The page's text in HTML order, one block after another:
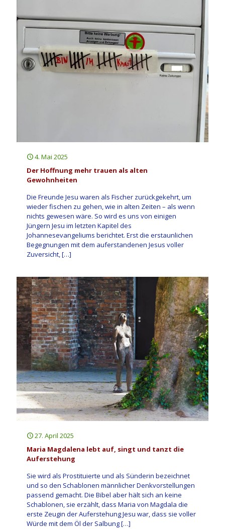
4. Mai 2025
Der Hoffnung mehr trauen als alten
Gewohnheiten
Die Freunde Jesu waren als Fischer zurückgekehrt, um
wieder fischen zu gehen, wie in alten Zeiten – als wenn
nichts gewesen wäre. So wird es uns von einigen
Jüngern Jesu im letzten Kapitel des
Johannesevangeliums berichtet. Erst die erstaunlichen
Begegnungen mit dem auferstandenen Jesus voller
Zuversicht,[…]
27. April 2025
Maria Magdalena lebt auf, singt und tanzt die
Auferstehung
Sie wird als Prostituierte und als Sünderin bezeichnet
und so den Schablonen männlicher Denkvorstellungen
passend gemacht. Die Bibel aber hält sich an keine
Schablonen, sie erzählt, dass Maria von Magdala die
erste Zeugin der Auferstehung Jesu war, dass sie voller
Würde mit dem Öl der Salbung[…]